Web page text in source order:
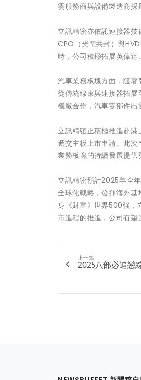
雲服務商與設備製造商採
立訊精密亦依託連接器技
CPO（光電共封）與
時，公司積極拓展英偉達
汽車業務板塊方面，隨
從傳統線束與連接器拓
機廠合作，汽車零部件出
立訊精密正積極推進赴
遞交主板上市申請。此
業務板塊的持續發展提供
立訊精密預計2025年全
全球化戰略，發揮海外
身《財富》世界500強，
市進程的推進，公司有望
上一篇
2025八部必追戀